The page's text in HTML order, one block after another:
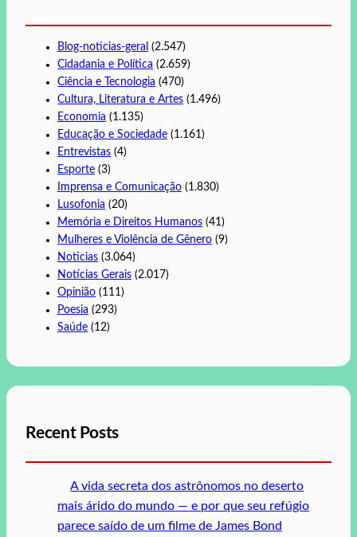
Blog-noticias-geral (2.547)
Cidadania e Política (2.659)
Ciência e Tecnologia (470)
Cultura, Literatura e Artes (1.496)
Economia (1.135)
Educação e Sociedade (1.161)
Entrevistas (4)
Esporte (3)
Imprensa e Comunicação (1.830)
Lusofonia (20)
Memória e Direitos Humanos (41)
Mulheres e Violência de Gênero (9)
Noticias (3.064)
Notícias Gerais (2.017)
Opinião (111)
Poesia (293)
Saúde (12)
Recent Posts
A vida secreta dos astrônomos no deserto
mais árido do mundo — e por que seu refúgio
parece saído de um filme de James Bond